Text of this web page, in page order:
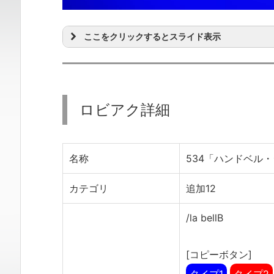
ここをクリックするとスライド表示
ロビアク詳細
名称 534「ハンドベル
カテゴリ 追加12
/la bellB
[コピーボタン]